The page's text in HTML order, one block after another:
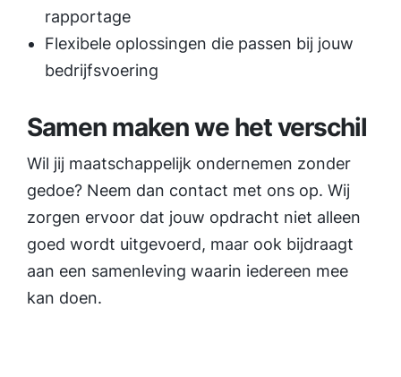
rapportage
Flexibele oplossingen die passen bij jouw
bedrijfsvoering
Samen maken we het verschil
Wil jij maatschappelijk ondernemen zonder
gedoe? Neem dan contact met ons op. Wij
zorgen ervoor dat jouw opdracht niet alleen
goed wordt uitgevoerd, maar ook bijdraagt
aan een samenleving waarin iedereen mee
kan doen.